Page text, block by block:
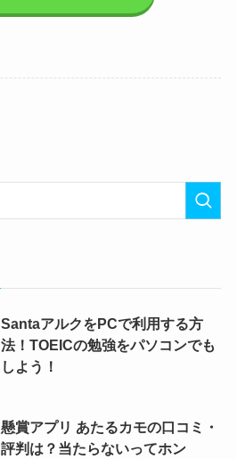
SantaアルクをPCで利用する方
法！TOEICの勉強をパソコンでも
しよう！
懸賞アプリ あたるカモの口コミ・
評判は？当たらないってホン